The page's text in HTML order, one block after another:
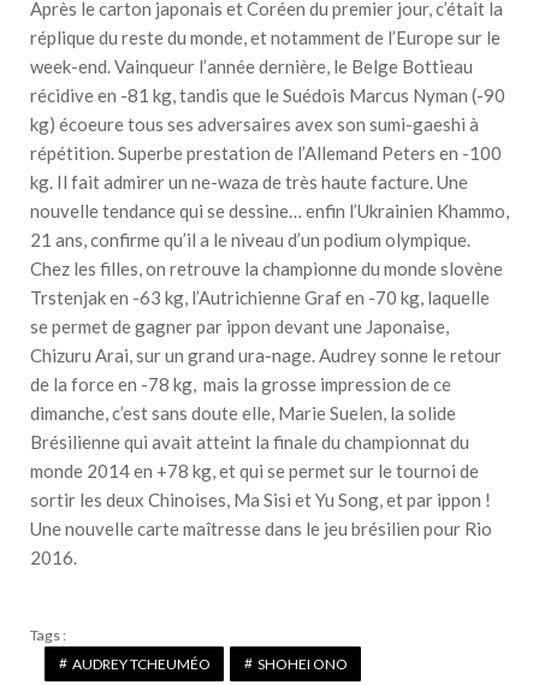
Après le carton japonais et Coréen du premier jour, c’était la
réplique du reste du monde, et notamment de l’Europe sur le
week-end. Vainqueur l’année dernière, le Belge Bottieau
récidive en -81 kg, tandis que le Suédois Marcus Nyman (-90
kg) écoeure tous ses adversaires avex son sumi-gaeshi à
répétition. Superbe prestation de l’Allemand Peters en -100
kg. Il fait admirer un ne-waza de très haute facture. Une
nouvelle tendance qui se dessine… enfin l’Ukrainien Khammo,
21 ans, confirme qu’il a le niveau d’un podium olympique.
Chez les filles, on retrouve la championne du monde slovène
Trstenjak en -63 kg, l’Autrichienne Graf en -70 kg, laquelle
se permet de gagner par ippon devant une Japonaise,
Chizuru Arai, sur un grand ura-nage. Audrey sonne le retour
de la force en -78 kg, mais la grosse impression de ce
dimanche, c’est sans doute elle, Marie Suelen, la solide
Brésilienne qui avait atteint la finale du championnat du
monde 2014 en +78 kg, et qui se permet sur le tournoi de
sortir les deux Chinoises, Ma Sisi et Yu Song, et par ippon !
Une nouvelle carte maîtresse dans le jeu brésilien pour Rio
2016.
Tags :
AUDREY TCHEUMÉO
SHOHEI ONO